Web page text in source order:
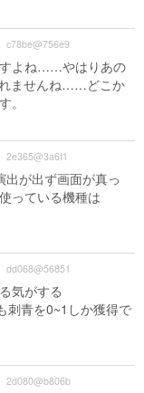
c78be@756e9
すよね……やはりあの
ませんね……どこか
。
2e365@3a6f1
が出ず画面が真っ
っている機種は
dd068@56851
気がする
刺青を0~1しか獲得で
2d080@b806b